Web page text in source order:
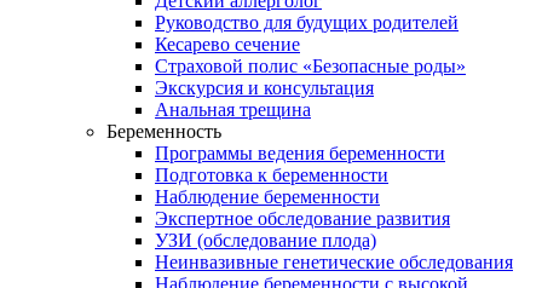
Руководство для будущих родителей
Кесарево сечение
Страховой полис «Безопасные роды»
Экскурсия и консультация
Анальная трещина
Беременность
Программы ведения беременности
Подготовка к беременности
Наблюдение беременности
Экспертное обследование развития
УЗИ (обследование плода)
Неинвазивные генетические обследования
Наблюдение беременности с высокой